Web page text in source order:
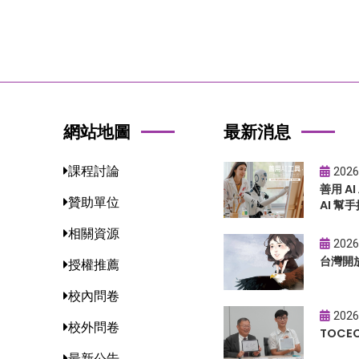
網站地圖
課程討論
贊助單位
相關資源
授權推薦
校內問卷
校外問卷
最新消息
善用
AI 幫
台灣開